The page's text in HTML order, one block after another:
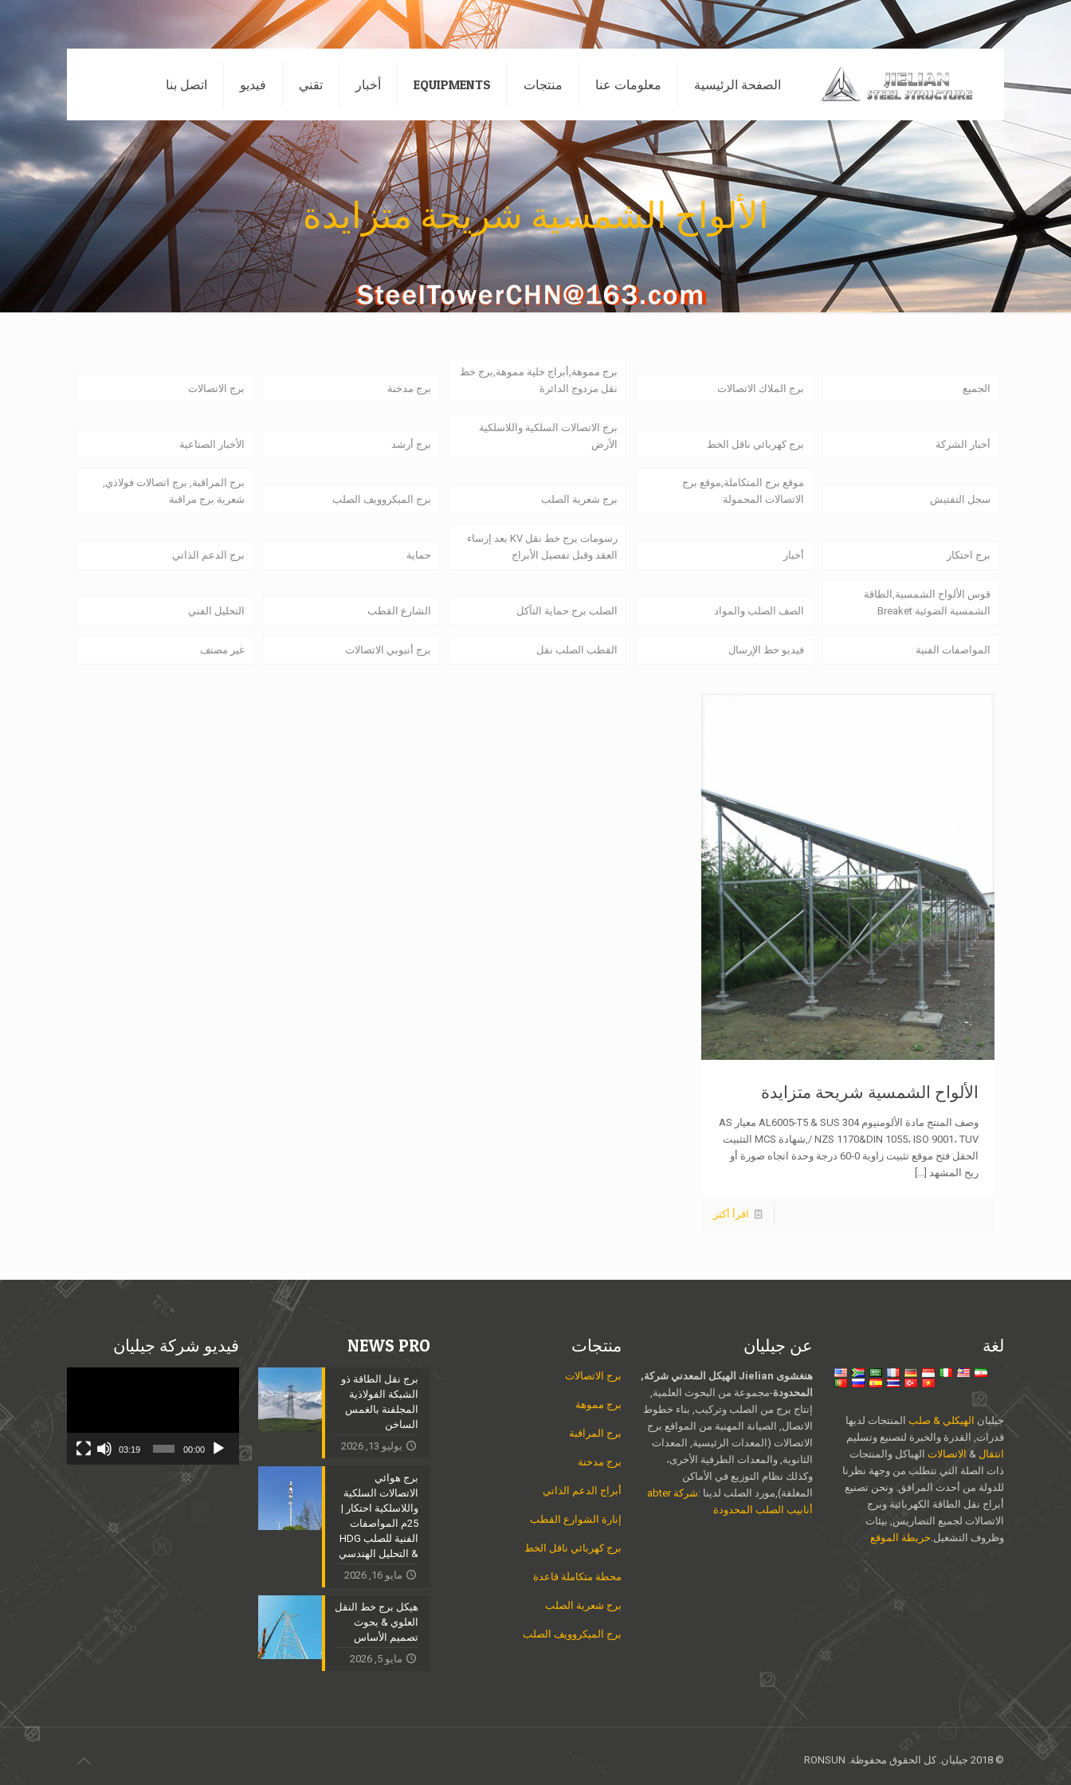
الصفحة الرئيسية معلومات عنا منتجات EQUIPMENTS أخبار تقني فيديو اتصل بنا
الألواح الشمسية شريحة متزايدة
الجميع برج الملاك الاتصالات
برج مموهة,أبراج خلية مموهة,برج خط
نقل مزدوج الدائرة
برج مدخنة برج الاتصالات
أخبار الشركة برج كهربائي ناقل الخط
برج الاتصالات السلكية واللاسلكية
الأرض
برج أرشد الأخبار الصناعية
سجل التفتيش
موقع برج المتكاملة,موقع برج
الاتصالات المحمولة
برج شعرية الصلب برج الميكروويف الصلب
برج المراقبة, برج اتصالات فولاذي,
شعرية برج مراقبة
برج احتكار أخبار
رسومات برج خط نقل KV بعد إرساء
العقد وقبل تفصيل الأبراج
حماية برج الدعم الذاتي
قوس الألواح الشمسية,الطاقة
الشمسية الضوئية Breaket
الصف الصلب والمواد الصلب برج حماية التآكل الشارع القطب التحليل الفني
المواصفات الفنية فيديو خط الإرسال القطب الصلب نقل برج أنبوبي الاتصالات غير مصنف
الألواح الشمسية شريحة متزايدة
وصف المنتج مادة الألومنيوم AL6005-T5 & SUS 304 معيار AS
/ NZS 1170&DIN 1055، ISO 9001، TUV,شهادة MCS التثبيت
الحقل فتح موقع تثبيت زاوية 0-60 درجة وحدة اتجاه صورة أو
ريح المشهد[...]
اقرأ أكثر
لغة
جيليان الهيكلي & صلب المنتجات لديها
قدرات, القدرة والخبرة لتصنيع وتسليم
انتقال & الاتصالات الهياكل والمنتجات
ذات الصلة التي تتطلب من وجهة نظرنا
للدولة من أحدث المرافق. ونحن تصنيع
أبراج نقل الطاقة الكهربائية وبرج
الاتصالات لجميع التضاريس, بيئات
وظروف التشغيل.خريطة الموقع
عن جيليان
هنغشوى Jielian الهيكل المعدني شركة,
المحدودة-مجموعة من البحوث العلمية,
إنتاج برج من الصلب وتركيب, بناء خطوط
الاتصال, الصيانة المهنية من المواقع برج
الاتصالات (المعدات الرئيسية, المعدات
الثانوية, والمعدات الطرفية الأخرى،
وكذلك نظام التوزيع في الأماكن
المغلقة),مورد الصلب لدينا :
شركة abter
أنابيب الصلب المحدودة
منتجات
برج الاتصالات
برج مموهة
برج المراقبة
برج مدخنة
أبراج الدعم الذاتي
إنارة الشوارع القطب
برج كهربائي ناقل الخط
محطة متكاملة قاعدة
برج شعرية الصلب
برج الميكروويف الصلب
NEWS PRO
برج نقل الطاقة ذو
الشبكة الفولاذية
المجلفنة بالغمس
الساخن
يوليو 13, 2026
برج هوائي
الاتصالات السلكية
واللاسلكية احتكار |
25م المواصفات
الفنية للصلب HDG
& التحليل الهندسي
مايو 16, 2026
هيكل برج خط النقل
العلوي & بحوث
تصميم الأساس
مايو 5, 2026
فيديو شركة جيليان
00:00
03:19
© 2018 جيليان. كل الحقوق محفوظة. RONSUN